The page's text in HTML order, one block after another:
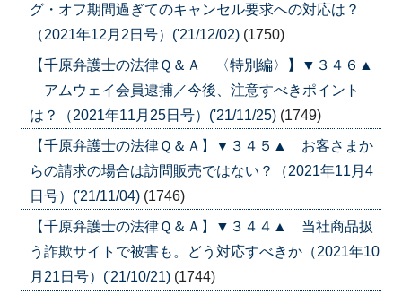
グ・オフ期間過ぎてのキャンセル要求への対応は？
（2021年12月2日号）('21/12/02) (1750)
【千原弁護士の法律Ｑ＆Ａ 〈特別編〉】▼３４６▲
アムウェイ会員逮捕／今後、注意すべきポイント
は？（2021年11月25日号）('21/11/25) (1749)
【千原弁護士の法律Ｑ＆Ａ】▼３４５▲ お客さまか
らの請求の場合は訪問販売ではない？（2021年11月4
日号）('21/11/04) (1746)
【千原弁護士の法律Ｑ＆Ａ】▼３４４▲ 当社商品扱
う詐欺サイトで被害も。どう対応すべきか（2021年10
月21日号）('21/10/21) (1744)